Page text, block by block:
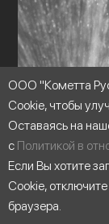
ООО "Кометта
Cookie, чтобы
Оставаясь на
с Политикой в
Если Вы хотите
Cookie,
браузера.